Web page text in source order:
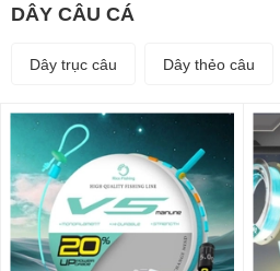
DÂY CÂU CÁ
Dây trục câu Dây thẻo câu